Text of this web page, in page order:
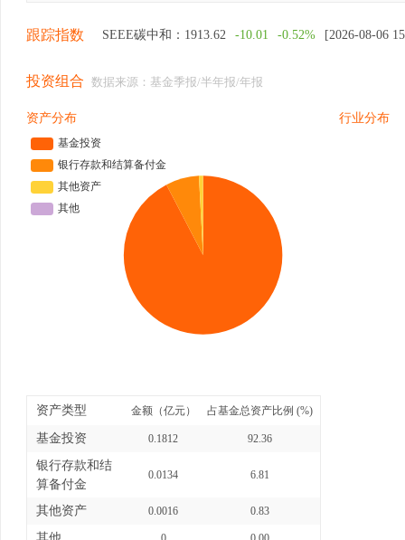
跟踪指数 SEEE碳中和： 1913.62 -10.01 -0.52% [2026-08-06
投资组合 数据来源：基金季报/半年报/年报
资产分布
资产类型 金额（亿元） 占基金总资产比例 (%)
基金投资 0.1812 92.36
银行存款和结
算备付金
0.0134 6.81
其他资产 0.0016 0.83
行业分布